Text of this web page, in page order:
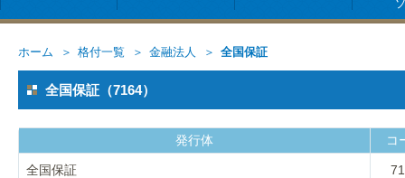
ホーム 格付一覧 金融法人 全国保証
全国保証（7164）
発行体 コ
全国保証